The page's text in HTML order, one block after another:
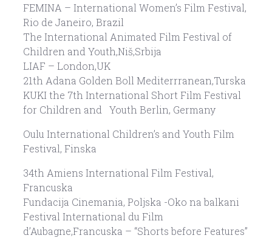
FEMINA – International Women’s Film Festival,
Rio de Janeiro, Brazil
The International Animated Film Festival of
Children and Youth,Niš,Srbija
LIAF – London,UK
21th Adana Golden Boll Mediterrranean,Turska
KUKI the 7th International Short Film Festival
for Children and Youth Berlin, Germany
Oulu International Children’s and Youth Film
Festival, Finska
34th Amiens International Film Festival,
Francuska
Fundacija Cinemania, Poljska -Oko na balkani
Festival International du Film
d’Aubagne,Francuska – “Shorts before Features”